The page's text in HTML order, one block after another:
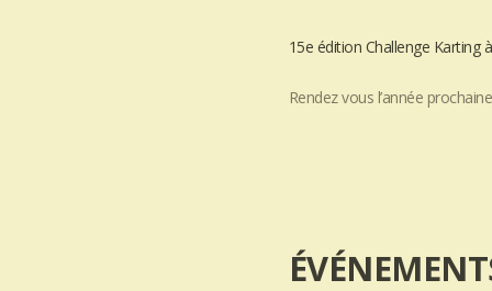
15e édition Challenge Karting
Rendez vous l’année prochaine